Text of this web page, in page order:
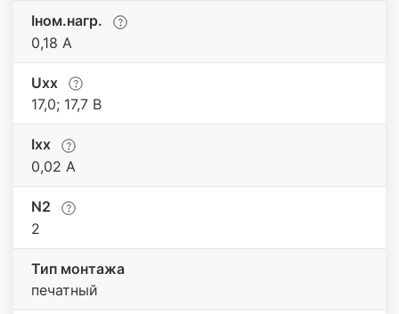
Iном.нагр.
0,18 А
Uхх
17,0; 17,7 В
Iхх
0,02 A
N2
2
Тип монтажа
печатный